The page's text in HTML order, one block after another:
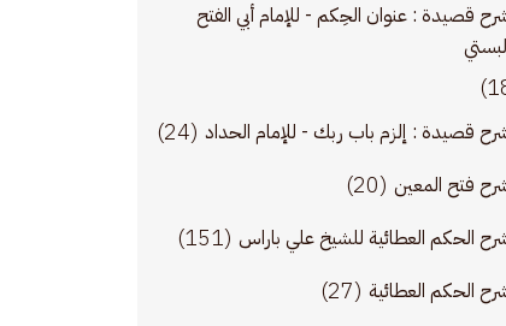
قصيدة : عنوان الحِكم - للإمام أبي الفتح
قصيدة : إلزم باب ربك - للإمام الحداد (24)
فتح المعين (20)
الحكم العطائية للشيخ علي باراس (151)
الحكم العطائية (27)